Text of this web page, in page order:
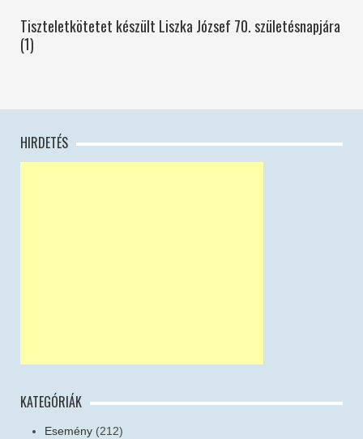
Tiszteletkötetet készült Liszka József 70. születésnapjára
(1)
HIRDETÉS
KATEGÓRIÁK
Esemény (212)